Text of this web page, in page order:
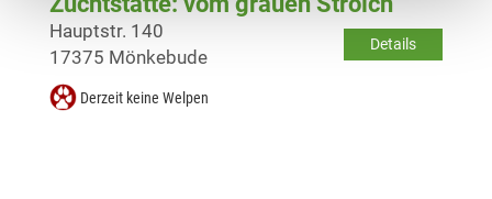
Details
Hauptstr. 140
17375 Mönkebude
Derzeit keine Welpen